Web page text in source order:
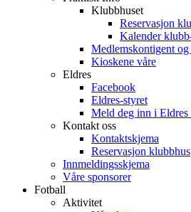
Klubbhuset
Reservasjon
Kalender
Medlemskontigent
Kioskene våre
Eldres
Facebook
Eldres-styret
Meld deg inn i Eldres
Kontakt oss
Kontaktskjema
Reservasjon klubbhus
Innmeldingsskjema
Våre sponsorer
Fotball
Aktivitet